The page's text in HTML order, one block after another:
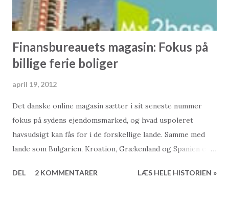
Finansbureauets magasin: Fokus på
billige ferie boliger
april 19, 2012
Det danske online magasin sætter i sit seneste nummer
fokus på sydens ejendomsmarked, og hvad uspoleret
havsudsigt kan fås for i de forskellige lande. Samme med
lande som Bulgarien, Kroation, Grækenland og Spanien er
frem i magasinet er en af 2Base Ejendomsmæglers egne og
DEL 2 KOMMENTARER LÆS HELE HISTORIEN »